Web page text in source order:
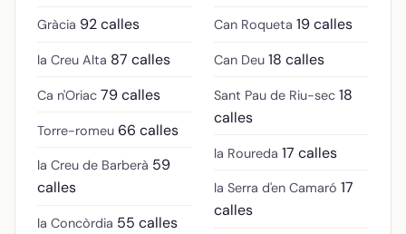
Gràcia 92 calles
la Creu Alta 87 calles
Ca n'Oriac 79 calles
Torre-romeu 66 calles
la Creu de Barberà 59
calles
la Concòrdia 55 calles
Can Roqueta 19 calles
Can Deu 18 calles
Sant Pau de Riu-sec 18
calles
la Roureda 17 calles
la Serra d'en Camaró 17
calles